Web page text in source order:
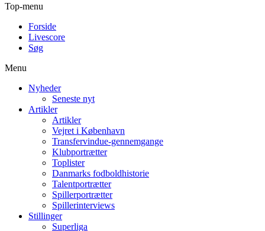
Top-menu
Forside
Livescore
Søg
Menu
Nyheder
Seneste nyt
Artikler
Artikler
Vejret i København
Transfervindue-gennemgange
Klubportrætter
Toplister
Danmarks fodboldhistorie
Talentportrætter
Spillerportrætter
Spillerinterviews
Stillinger
Superliga